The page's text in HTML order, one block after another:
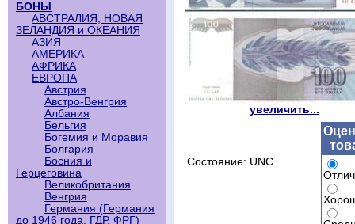
БОНЫ
АВСТРАЛИЯ, НОВАЯ
ЗЕЛАНДИЯ и ОКЕАНИЯ
АЗИЯ
АМЕРИКА
АФРИКА
ЕВРОПА
Австрия
Австро-Венгрия
Албания
Бельгия
Богемия и Моравия
Болгария
Босния и
Герцеговина
Великобритания
Венгрия
Германия (Германия
до 1946 года, ГДР, ФРГ)
увеличить...
Состояние: UNC